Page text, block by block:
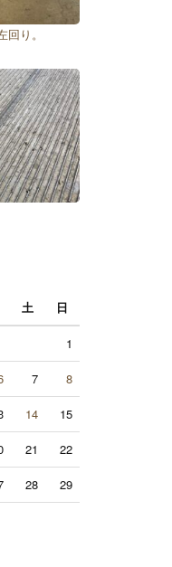
り。
土 日
1
7 8
14 15
21 22
28 29